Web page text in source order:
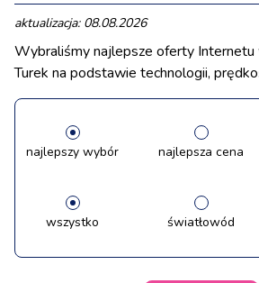
aktualizacja: 08.08.2026
Wybraliśmy najlepsze oferty
Turek na podstawie technologii,
najlepszy wybór najlepsza cena
wszystko światłowód